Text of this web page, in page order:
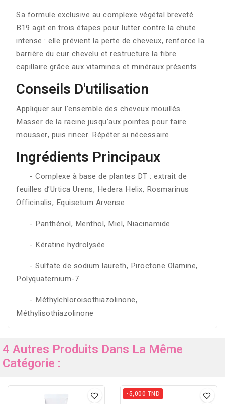
Sa formule exclusive au complexe végétal breveté
B19 agit en trois étapes pour lutter contre la chute
intense : elle prévient la perte de cheveux, renforce la
barrière du cuir chevelu et restructure la fibre
capillaire grâce aux vitamines et minéraux présents.
Conseils D'utilisation
Appliquer sur l’ensemble des cheveux mouillés.
Masser de la racine jusqu’aux pointes pour faire
mousser, puis rincer. Répéter si nécessaire.
Ingrédients Principaux
- Complexe à base de plantes DT : extrait de
feuilles d’Urtica Urens, Hedera Helix, Rosmarinus
Officinalis, Equisetum Arvense
- Panthénol, Menthol, Miel, Niacinamide
- Kératine hydrolysée
- Sulfate de sodium laureth, Piroctone Olamine,
Polyquaternium-7
- Méthylchloroisothiazolinone,
Méthylisothiazolinone
4 Autres Produits Dans La Même
Catégorie :
-5,000 TND